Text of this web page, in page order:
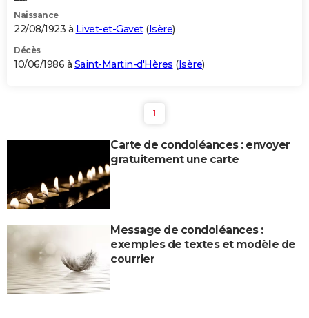
Naissance
22/08/1923 à Livet-et-Gavet(Isère)
Décès
10/06/1986 à Saint-Martin-d'Hères (Isère)
1
Carte de condoléances : envoyer
gratuitement une carte
Message de condoléances :
exemples de textes et modèle de
courrier